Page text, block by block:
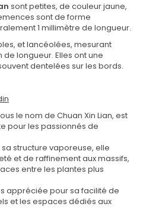
sont petites, de couleur jaune,
sont de forme
1 millimètre de longueur.
et lancéolées, mesurant
longueur. Elles ont une
dentelées sur les bords.
le nom de Chuan Xin Lian, est
pour les passionnés de
structure vaporeuse, elle
et de raffinement aux massifs,
entre les plantes plus
appréciée pour sa facilité de
et les espaces dédiés aux